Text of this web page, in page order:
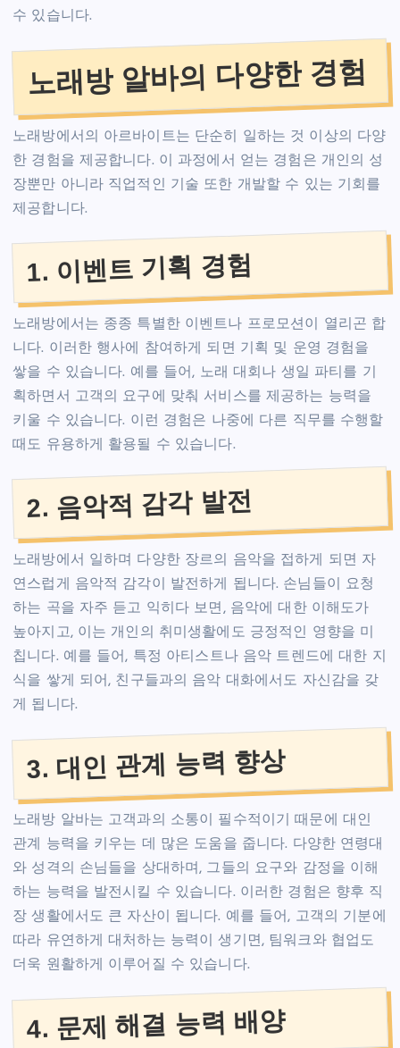
수 있습니다.
노래방 알바의 다양한 경험
노래방에서의 아르바이트는 단순히 일하는 것 이상의 다양
한 경험을 제공합니다. 이 과정에서 얻는 경험은 개인의 성
장뿐만 아니라 직업적인 기술 또한 개발할 수 있는 기회를
제공합니다.
1. 이벤트 기획 경험
노래방에서는 종종 특별한 이벤트나 프로모션이 열리곤 합
니다. 이러한 행사에 참여하게 되면 기획 및 운영 경험을
쌓을 수 있습니다. 예를 들어, 노래 대회나 생일 파티를 기
획하면서 고객의 요구에 맞춰 서비스를 제공하는 능력을
키울 수 있습니다. 이런 경험은 나중에 다른 직무를 수행할
때도 유용하게 활용될 수 있습니다.
2. 음악적 감각 발전
노래방에서 일하며 다양한 장르의 음악을 접하게 되면 자
연스럽게 음악적 감각이 발전하게 됩니다. 손님들이 요청
하는 곡을 자주 듣고 익히다 보면, 음악에 대한 이해도가
높아지고, 이는 개인의 취미생활에도 긍정적인 영향을 미
칩니다. 예를 들어, 특정 아티스트나 음악 트렌드에 대한 지
식을 쌓게 되어, 친구들과의 음악 대화에서도 자신감을 갖
게 됩니다.
3. 대인 관계 능력 향상
노래방 알바는 고객과의 소통이 필수적이기 때문에 대인
관계 능력을 키우는 데 많은 도움을 줍니다. 다양한 연령대
와 성격의 손님들을 상대하며, 그들의 요구와 감정을 이해
하는 능력을 발전시킬 수 있습니다. 이러한 경험은 향후 직
장 생활에서도 큰 자산이 됩니다. 예를 들어, 고객의 기분에
따라 유연하게 대처하는 능력이 생기면, 팀워크와 협업도
더욱 원활하게 이루어질 수 있습니다.
4. 문제 해결 능력 배양